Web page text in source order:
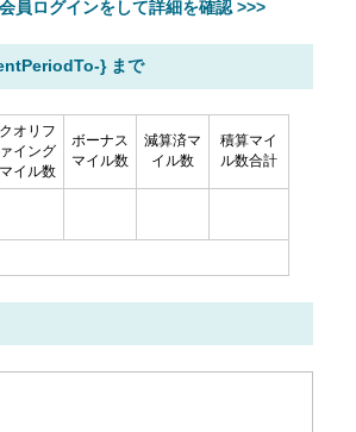
会員ログインをして詳細を確認 >>>
} まで
クオリフ
ァイング
マイル数
ボーナス
マイル数
減算済マ
イル数
積算マイ
ル数合計